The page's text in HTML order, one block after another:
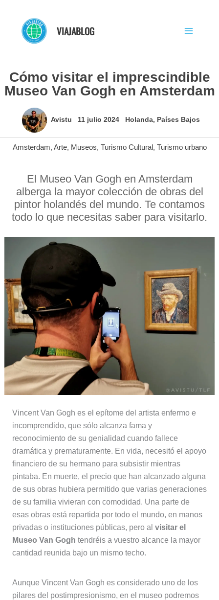
contenido
VIAJABLOG
Cómo visitar el imprescindible
Museo Van Gogh en Amsterdam
Avistu 11 julio 2024 Holanda, Países Bajos
Amsterdam, Arte, Museos, Turismo Cultural, Turismo urbano
El Museo Van Gogh en Amsterdam
alberga la mayor colección de obras del
pintor holandés del mundo. Te contamos
todo lo que necesitas saber para visitarlo.
Vincent Van Gogh es el epítome del artista enfermo e
incomprendido, que sólo alcanza fama y
reconocimiento de su genialidad cuando fallece
dramática y prematuramente. En vida, necesitó el apoyo
financiero de su hermano para subsistir mientras
pintaba. En muerte, el precio que han alcanzado alguna
de sus obras hubiera permitido que varias generaciones
de su familia vivieran con comodidad. Una parte de
esas obras está repartida por todo el mundo, en manos
privadas o instituciones públicas, pero al visitar el
Museo Van Gogh tendréis a vuestro alcance la mayor
cantidad reunida bajo un mismo techo.
Aunque Vincent Van Gogh es considerado uno de los
pilares del postimpresionismo, en el museo podremos